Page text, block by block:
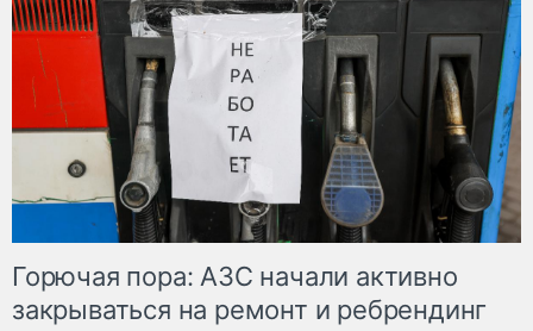
Горючая пора: АЗС начали активно
закрываться на ремонт и ребрендинг